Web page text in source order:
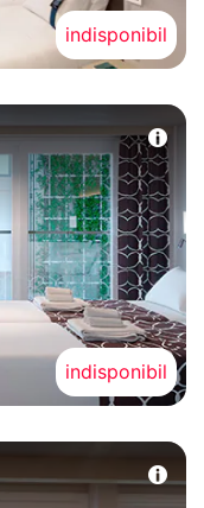
indisponibil
indisponibil